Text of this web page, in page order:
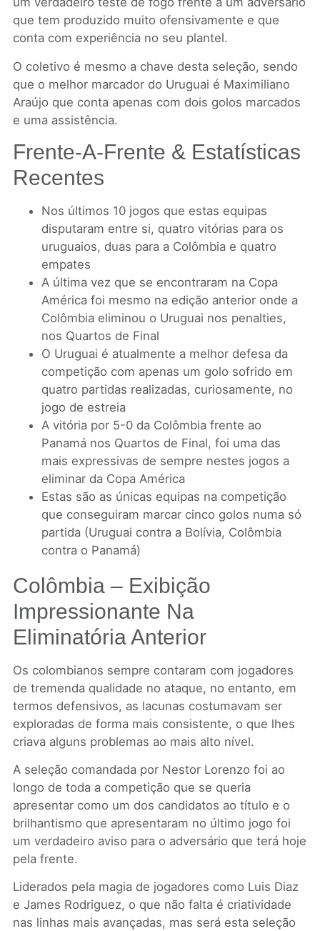
que tem produzido muito ofensivamente e que
conta com experiência no seu plantel.
O coletivo é mesmo a chave desta seleção, sendo
que o melhor marcador do Uruguai é Maximiliano
Araújo que conta apenas com dois golos marcados
e uma assistência.
Frente-A-Frente & Estatísticas
Recentes
Nos últimos 10 jogos que estas equipas
disputaram entre si, quatro vitórias para os
uruguaios, duas para a Colômbia e quatro
empates
A última vez que se encontraram na Copa
América foi mesmo na edição anterior onde a
Colômbia eliminou o Uruguai nos penalties,
nos Quartos de Final
O Uruguai é atualmente a melhor defesa da
competição com apenas um golo sofrido em
quatro partidas realizadas, curiosamente, no
jogo de estreia
A vitória por 5-0 da Colômbia frente ao
Panamá nos Quartos de Final, foi uma das
mais expressivas de sempre nestes jogos a
eliminar da Copa América
Estas são as únicas equipas na competição
que conseguiram marcar cinco golos numa só
partida (Uruguai contra a Bolívia, Colômbia
contra o Panamá)
Colômbia – Exibição
Impressionante Na
Eliminatória Anterior
Os colombianos sempre contaram com jogadores
de tremenda qualidade no ataque, no entanto, em
termos defensivos, as lacunas costumavam ser
exploradas de forma mais consistente, o que lhes
criava alguns problemas ao mais alto nível.
A seleção comandada por Nestor Lorenzo foi ao
longo de toda a competição que se queria
apresentar como um dos candidatos ao título e o
brilhantismo que apresentaram no último jogo foi
um verdadeiro aviso para o adversário que terá hoje
pela frente.
Liderados pela magia de jogadores como Luis Diaz
e James Rodriguez, o que não falta é criatividade
nas linhas mais avançadas, mas será esta seleção